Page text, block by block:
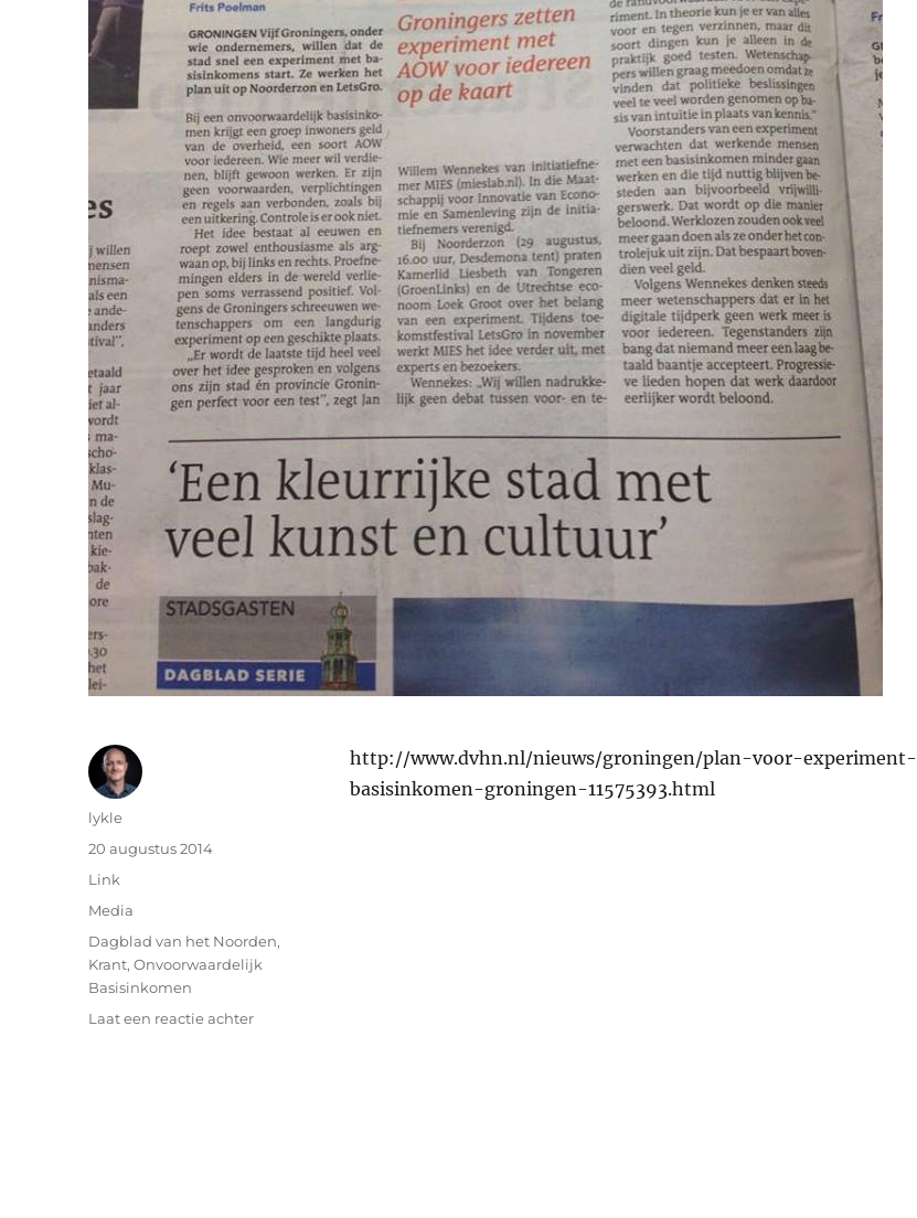
http://www.dvhn.nl/nieuws/groningen/plan-voor-experiment-
basisinkomen-groningen-11575393.html
Auteur
lykle
Geplaatst
op
20 augustus 2014
Format
Link
Categorieën
Media
Tags
Dagblad van het Noorden,
Krant,Onvoorwaardelijk
Basisinkomen
Laat een reactie achterop